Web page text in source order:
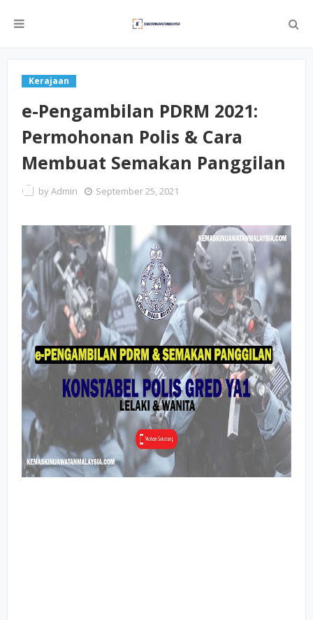
Kerajaan
e-Pengambilan PDRM 2021:
Permohonan Polis & Cara
Membuat Semakan Panggilan
byAdmin September 25, 2021